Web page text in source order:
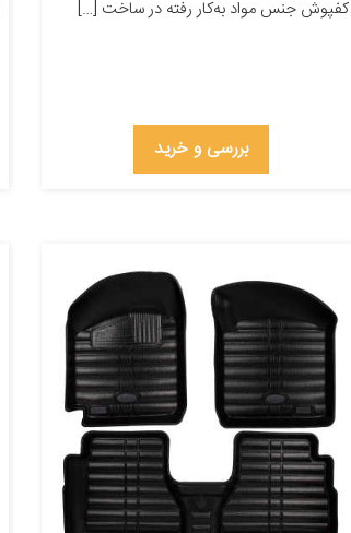
کفپوش جنس مواد به‌کار رفته در ساخت […]
بررسی و خرید